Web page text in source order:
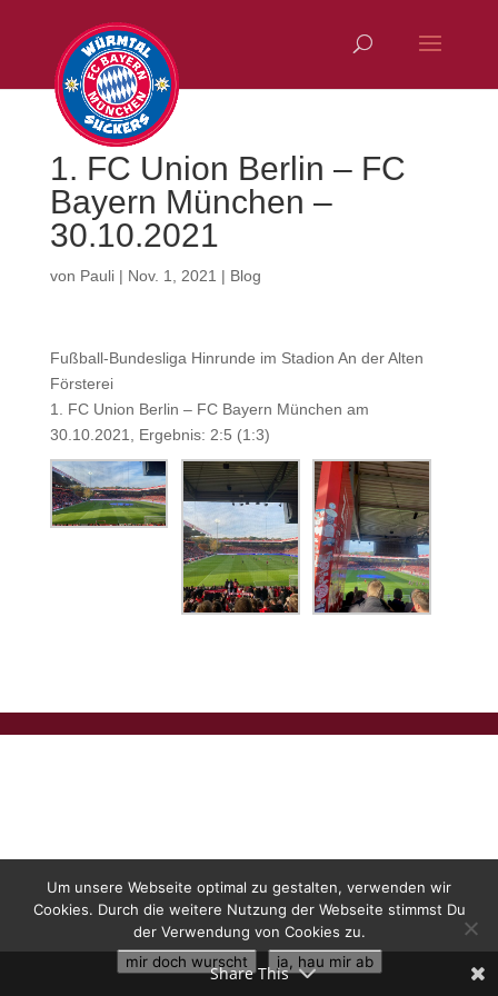
1. FC Union Berlin – FC
Bayern München –
30.10.2021
von Pauli| Nov. 1, 2021 | Blog
Fußball-Bundesliga Hinrunde im Stadion An der Alten
Försterei
1. FC Union Berlin – FC Bayern München am
30.10.2021, Ergebnis: 2:5 (1:3)
Share This
Um unsere Webseite optimal zu gestalten, verwenden wir
Cookies. Durch die weitere Nutzung der Webseite stimmst Du
der Verwendung von Cookies zu.
mir doch wurscht
ja, hau mir ab